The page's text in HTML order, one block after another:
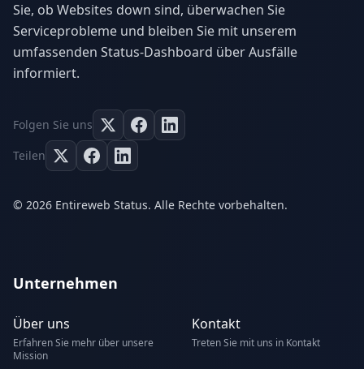
Sie, ob Websites down sind, überwachen Sie
Serviceprobleme und bleiben Sie mit unserem
umfassenden Status-Dashboard über Ausfälle
informiert.
Folgen Sie uns
Teilen
© 2026 Entireweb Status. Alle Rechte vorbehalten.
Unternehmen
Über uns
Erfahren Sie mehr über unsere
Mission
Kontakt
Treten Sie mit uns in Kontakt